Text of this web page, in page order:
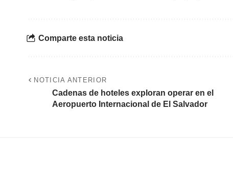
Comparte esta noticia
NOTICIA ANTERIOR
Cadenas de hoteles exploran operar en el
Aeropuerto Internacional de El Salvador